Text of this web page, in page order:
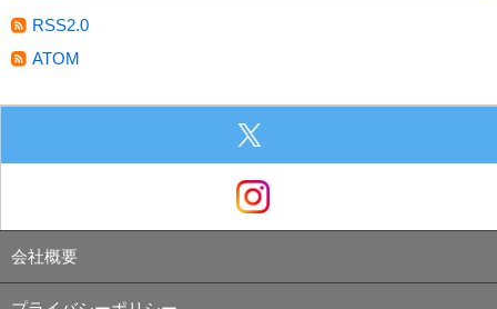
RSS2.0
ATOM
会社概要